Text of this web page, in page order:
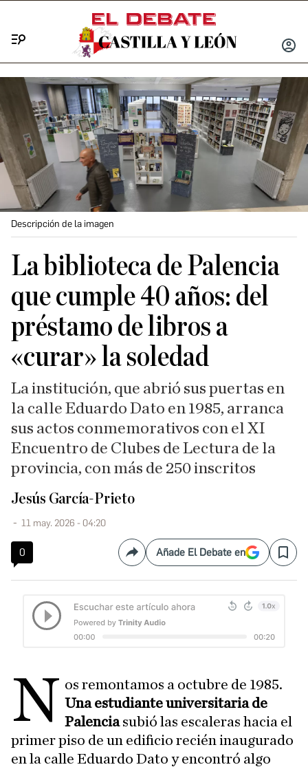
INICIAR
Descripción de la imagen
La biblioteca de Palencia
que cumple 40 años: del
préstamo de libros a
«curar» la soledad
La institución, que abrió sus puertas en
la calle Eduardo Dato en 1985, arranca
sus actos conmemorativos con el XI
Encuentro de Clubes de Lectura de la
provincia, con más de 250 inscritos
Jesús García-Prieto
11 may. 2026 - 04:20
0 CompartirAñade El Debate en Save
N os remontamos a octubre de 1985.
Una estudiante universitaria de
Palenciasubió las escaleras hacia el
primer piso de un edificio recién inaugurado
en la calle Eduardo Dato y encontró algo